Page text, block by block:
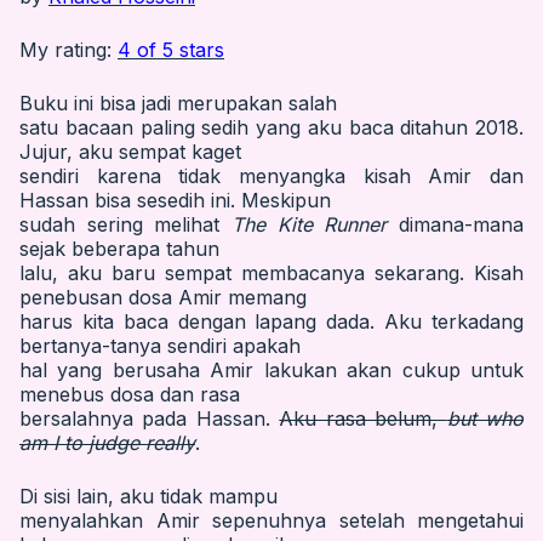
My rating: 4 of 5 stars
Buku ini bisa jadi merupakan salah
satu bacaan paling sedih yang aku baca ditahun 2018.
Jujur, aku sempat kaget
sendiri karena tidak menyangka kisah Amir dan
Hassan bisa sesedih ini. Meskipun
sudah sering melihat
The Kite Runnerdimana-mana
sejak beberapa tahun
lalu, aku baru sempat membacanya sekarang. Kisah
penebusan dosa Amir memang
harus kita baca dengan lapang dada. Aku terkadang
bertanya-tanya sendiri apakah
hal yang berusaha Amir lakukan akan cukup untuk
menebus dosa dan rasa
bersalahnya pada Hassan.Aku rasa belum,but who
am I to judge really.
Di sisi lain, aku tidak mampu
menyalahkan Amir sepenuhnya setelah mengetahui